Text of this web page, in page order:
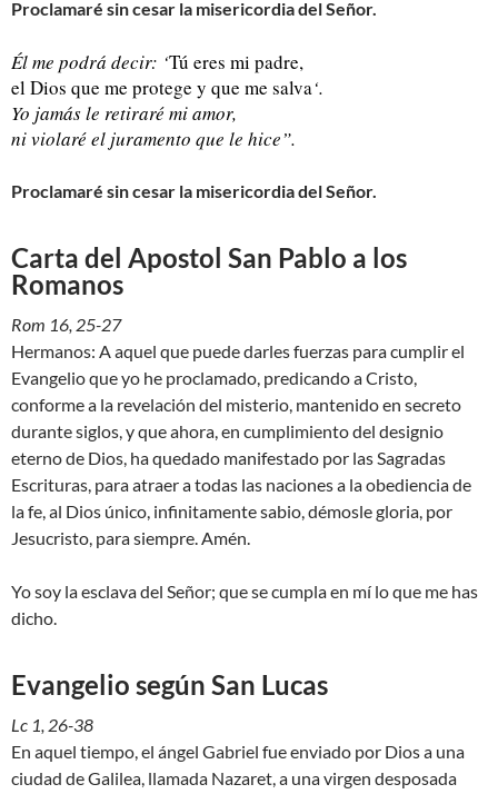
Proclamaré sin cesar la misericordia del Señor.
Él me podrá decir: ‘Tú eres mi padre,
el Dios que me protege y que me salva‘.
Yo jamás le retiraré mi amor,
ni violaré el juramento que le hice”.
Proclamaré sin cesar la misericordia del Señor.
Carta del Apostol San Pablo a los
Romanos
Rom 16, 25-27
Hermanos: A aquel que puede darles fuerzas para cumplir el
Evangelio que yo he proclamado, predicando a Cristo,
conforme a la revelación del misterio, mantenido en secreto
durante siglos, y que ahora, en cumplimiento del designio
eterno de Dios, ha quedado manifestado por las Sagradas
Escrituras, para atraer a todas las naciones a la obediencia de
la fe, al Dios único, infinitamente sabio, démosle gloria, por
Jesucristo, para siempre. Amén.
Yo soy la esclava del Señor; que se cumpla en mí lo que me has
dicho.
Evangelio según San Lucas
Lc 1, 26-38
En aquel tiempo, el ángel Gabriel fue enviado por Dios a una
ciudad de Galilea, llamada Nazaret, a una virgen desposada